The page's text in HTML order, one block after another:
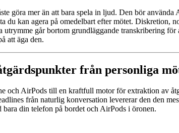
göra mer än att bara spela in ljud. Den bör
du kan agera på omedelbart efter mötet.
går bortom grundläggande transkribering
att äga den.
från personliga
och AirPods till en kraftfull motor för extraktion av
från naturlig konversation levererar den den
din telefon på bordet och AirPods i öronen.